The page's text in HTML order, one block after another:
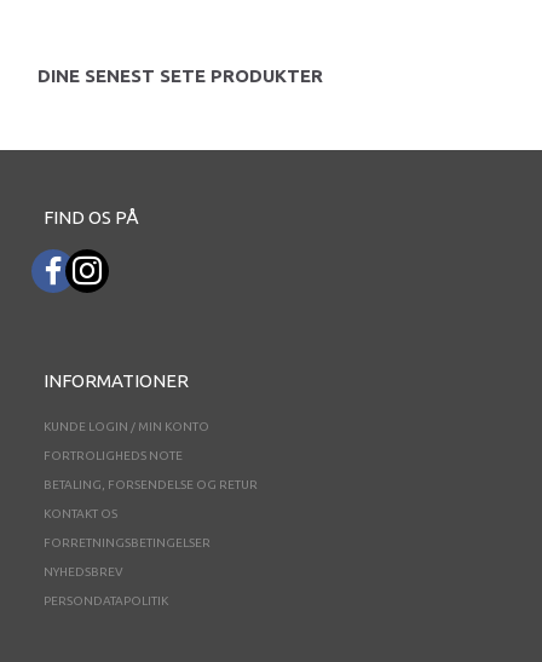
DINE SENEST SETE PRODUKTER
FIND OS PÅ
INFORMATIONER
KUNDE LOGIN / MIN KONTO
FORTROLIGHEDS NOTE
BETALING, FORSENDELSE OG RETUR
KONTAKT OS
FORRETNINGSBETINGELSER
NYHEDSBREV
PERSONDATAPOLITIK